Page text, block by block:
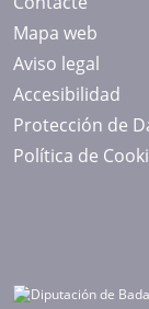
Mapa web
Aviso legal
Accesibilidad
Protección de
Política de